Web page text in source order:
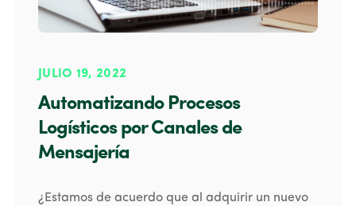
JULIO 19, 2022
Automatizando Procesos
Logísticos por Canales de
Mensajería
¿Estamos de acuerdo que al adquirir un nuevo